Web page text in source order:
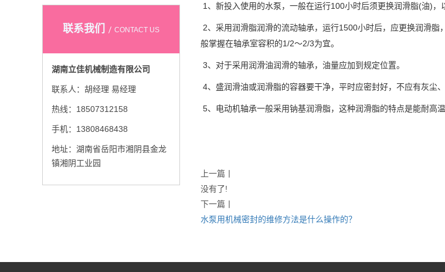
联系我们 CONTACT US
湖南立佳机械制造有限公司
联系人：胡经理 易经理
热线：18507312158
手机：13808468438
地址：湖南省岳阳市湘阴县金龙
镇湘阴工业园
1、新投入使用的水泵，一般在运行100小时后须更换润滑脂(油)，
2、采用润滑脂润滑的流动轴承，运行1500小时后，应更换润滑
般掌握在轴承室容积的1/2～2/3为宜。
3、对于采用润滑油润滑的轴承，油量应加到规定位置。
4、盛润滑油或润滑脂的容器要干净，平时应密封好，不应有灰尘
5、电动机轴承一般采用钠基润滑脂，这种润滑脂的特点是能耐高
上一篇 丨
没有了!
下一篇 丨
水泵用机械密封的维修方法是什么操作的？